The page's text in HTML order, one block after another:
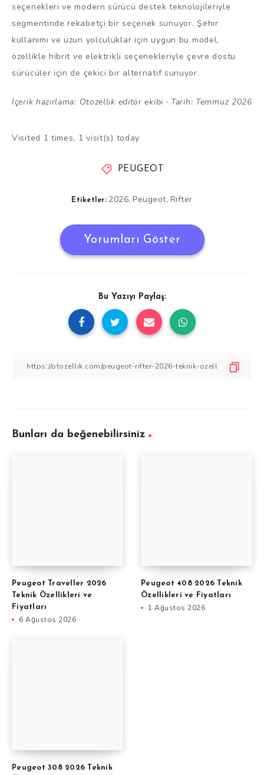
seçenekleri ve modern sürücü destek teknolojileriyle
segmentinde rekabetçi bir seçenek sunuyor. Şehir
kullanımı ve uzun yolculuklar için uygun bu model,
özellikle hibrit ve elektrikli seçenekleriyle çevre dostu
sürücüler için de çekici bir alternatif sunuyor.
İçerik hazırlama: Otozellik editör ekibi · Tarih: Temmuz 2026
Visited 1 times, 1 visit(s) today
PEUGEOT
Etiketler: 2026,Peugeot, Rifter
Yorumları Göster
Bu Yazıyı Paylaş:
Bunları da beğenebilirsiniz
Peugeot Traveller 2026
Teknik Özellikleri ve
Fiyatları
6 Ağustos 2026
Peugeot 408 2026 Teknik
Özellikleri ve Fiyatları
1 Ağustos 2026
Peugeot 308 2026 Teknik